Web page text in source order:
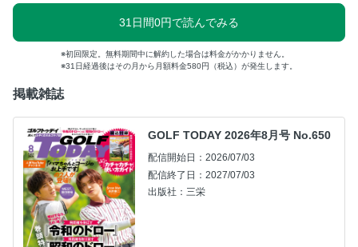
31日間0円で読んでみる
初回限定。無料期間中に解約した場合は料金がかかりません。
31日経過後はその月から月額料金580円（税込）が発生します。
掲載雑誌
GOLF TODAY 2026年8月号 No.650
配信開始日：2026/07/03
配信終了日：2027/07/03
出版社：三栄